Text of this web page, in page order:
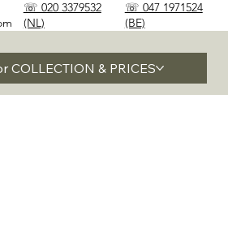
☏ 020 3379532
(NL)
☏ 047 1971524
(BE)
COLLECTION & PRICES